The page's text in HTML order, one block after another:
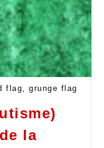
flag, grunge flag
la